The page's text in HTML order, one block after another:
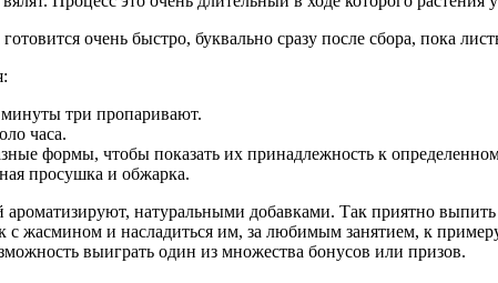
очень быстро, буквально сразу после сбора, пока
минуты три пропаривают.
часа.
формы, чтобы показать их принадлежность к
просушка и обжарка.
натуральными добавками. Так приятно
с жасмином и насладиться им, за любимым занятием, к
выиграть один из множества бонусов или призов.